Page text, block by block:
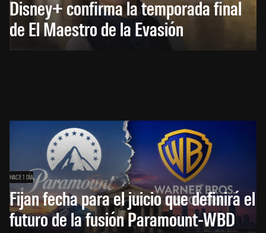
Disney+ confirma la temporada final
de El Maestro de la Evasión
HACE 1 DÍA
Fijan fecha para el juicio que definirá el
futuro de la fusión Paramount-WBD